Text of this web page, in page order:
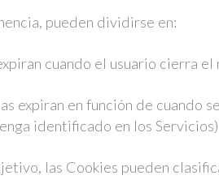
pueden dividirse en:
cuando el usuario cierra el
expiran en función de cuando
identificado en los
las Cookies pueden